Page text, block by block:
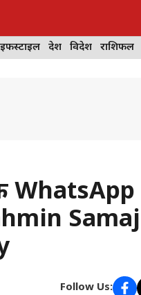
देश विदेश राशिफल
WhatsApp
Follow Us: